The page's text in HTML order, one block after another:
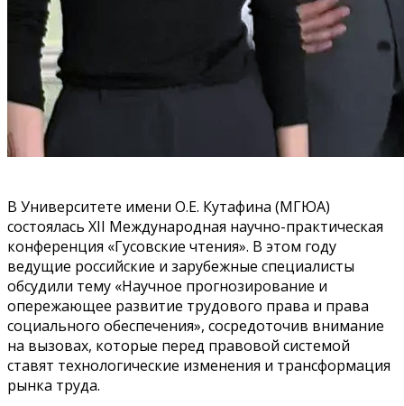
В Университете имени О.Е. Кутафина (МГЮА)
состоялась XII Международная научно-практическая
конференция «Гусовские чтения». В этом году
ведущие российские и зарубежные специалисты
обсудили тему «Научное прогнозирование и
опережающее развитие трудового права и права
социального обеспечения», сосредоточив внимание
на вызовах, которые перед правовой системой
ставят технологические изменения и трансформация
рынка труда.